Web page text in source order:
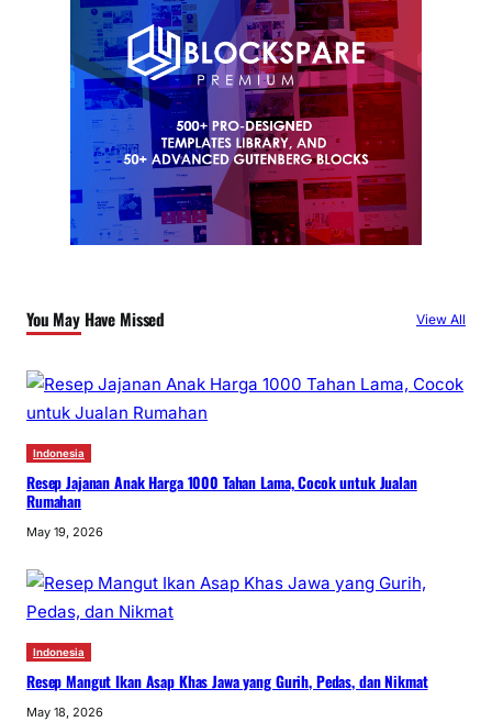
You May Have Missed View All
Indonesia
Resep Jajanan Anak Harga 1000 Tahan Lama, Cocok untuk Jualan
Rumahan
May 19, 2026
Indonesia
Resep Mangut Ikan Asap Khas Jawa yang Gurih, Pedas, dan Nikmat
May 18, 2026